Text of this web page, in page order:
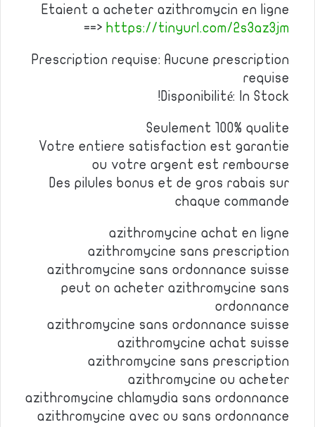
Etaient a acheter azithromycin en ligne
==> https://tinyurl.com/2s3az3jm
Prescription requise: Aucune prescription
requise
Disponibilité: In Stock!
Seulement 100% qualite
Votre entiere satisfaction est garantie
ou votre argent est rembourse
Des pilules bonus et de gros rabais sur
chaque commande
azithromycine achat en ligne
azithromycine sans prescription
azithromycine sans ordonnance suisse
peut on acheter azithromycine sans
ordonnance
azithromycine sans ordonnance suisse
azithromycine achat suisse
azithromycine sans prescription
azithromycine ou acheter
azithromycine chlamydia sans ordonnance
azithromycine avec ou sans ordonnance